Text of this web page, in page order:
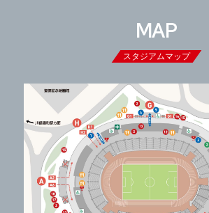
MAP
スタジアムマップ